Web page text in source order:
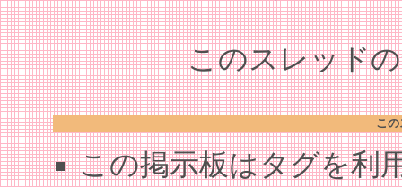
このスレッド
こ
この掲示板はタグを利